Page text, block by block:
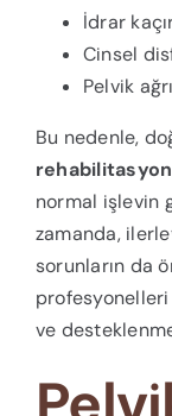
İdrar
Cinsel
Pelvik ağrı
Bu nedenle,
normal işlevin
zamanda,
sorunların da
ve